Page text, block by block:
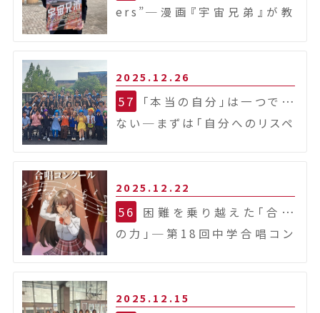
ers”─漫画『宇宙兄弟』が教
2025.12.26
57
「本当の自分」は一つでは
ない ─まずは「自分へのリスペ
2025.12.22
56
困難を乗り越えた「合唱
の力」 ─第18回中学合唱コン
2025.12.15